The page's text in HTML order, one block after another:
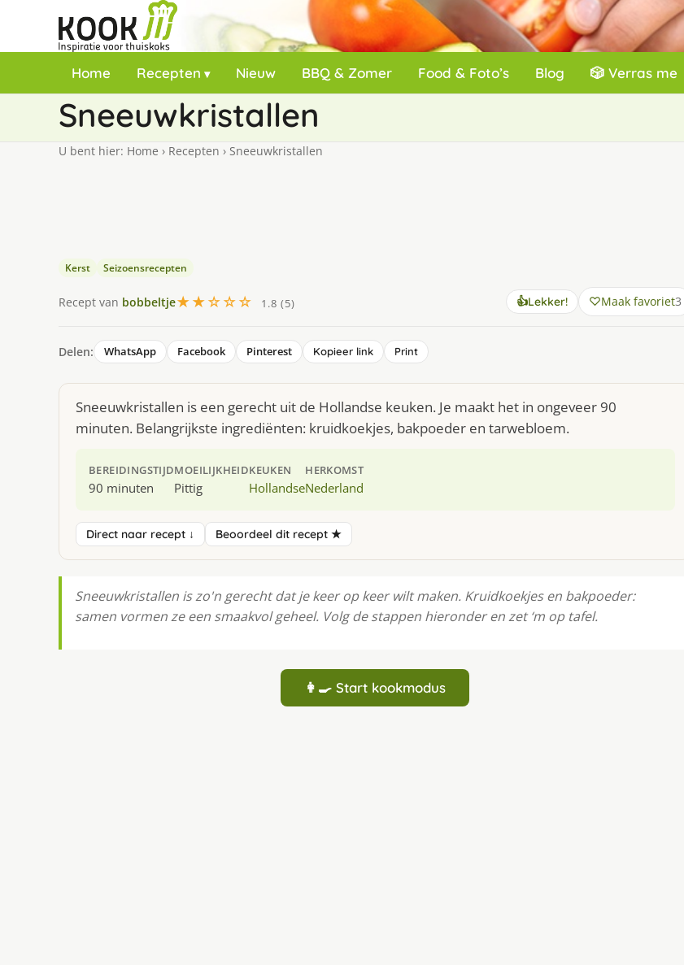
Home Recepten Nieuw BBQ & Zomer Food & Foto’s Blog 🎲 Verras me
Sneeuwkristallen
U bent hier: Home › Recepten › Sneeuwkristallen
Kerst Seizoensrecepten
Recept van bobbeltje★★☆☆☆ 1.8 (5) 👍Lekker! Maak favoriet3
Delen: WhatsApp Facebook Pinterest Kopieer link Print
Sneeuwkristallen is een gerecht uit de Hollandse keuken. Je maakt het in ongeveer 90
minuten. Belangrijkste ingrediënten: kruidkoekjes, bakpoeder en tarwebloem.
BEREIDINGSTIJD
90 minuten
MOEILIJKHEID
Pittig
KEUKEN
Hollandse
HERKOMST
Nederland
Direct naar recept ↓ Beoordeel dit recept ★
Sneeuwkristallen is zo'n gerecht dat je keer op keer wilt maken. Kruidkoekjes en bakpoeder:
samen vormen ze een smaakvol geheel. Volg de stappen hieronder en zet ‘m op tafel.
👩‍🍳 Start kookmodus